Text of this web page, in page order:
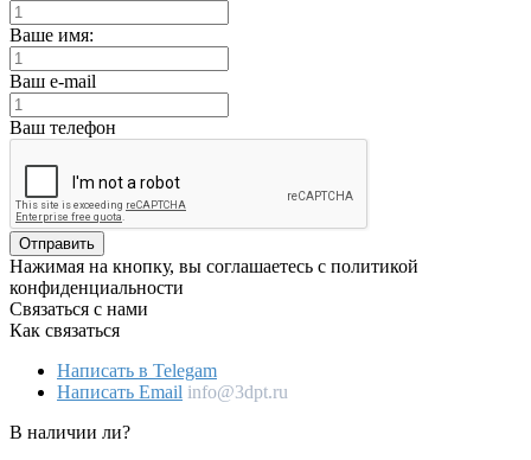
Ваше имя:
Ваш e-mail
Ваш телефон
Отправить
Нажимая на кнопку, вы соглашаетесь с политикой
конфиденциальности
Связаться с нами
Как связаться
Написать в Telegam
Написать Email info@3dpt.ru
В наличии ли?